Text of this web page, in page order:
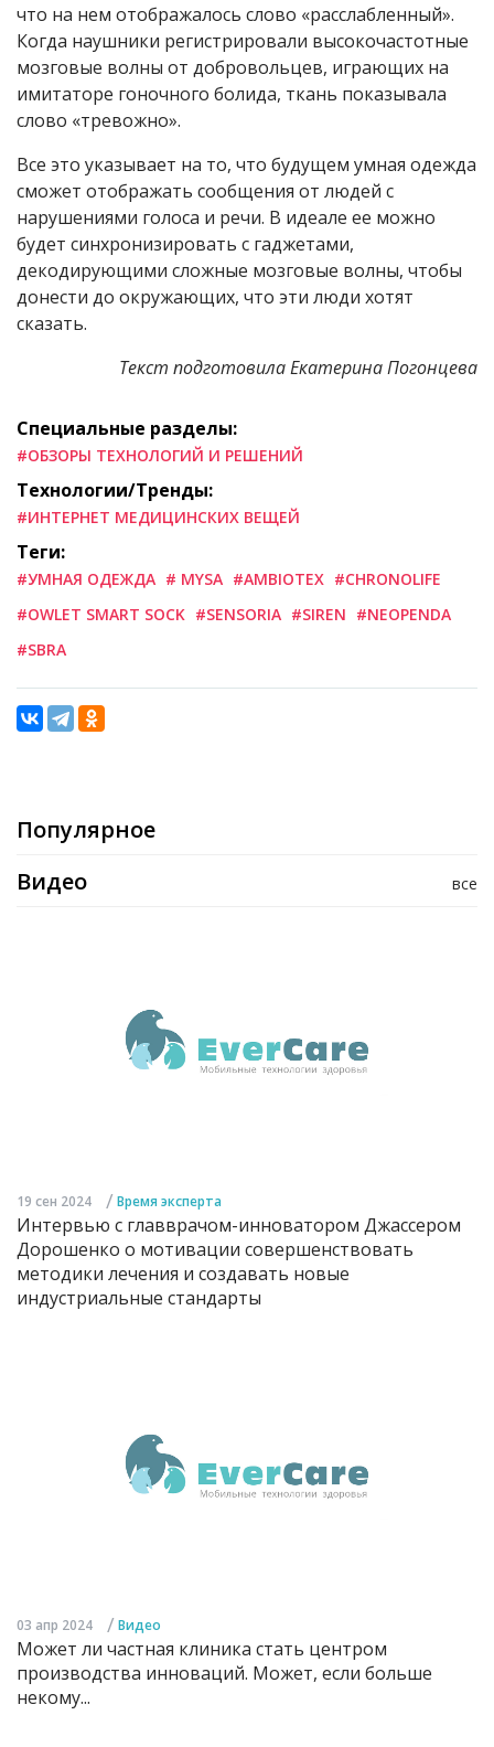
что на нем отображалось слово «расслабленный».
Когда наушники регистрировали высокочастотные
мозговые волны от добровольцев, играющих на
имитаторе гоночного болида, ткань показывала
слово «тревожно».
Все это указывает на то, что будущем умная одежда
сможет отображать сообщения от людей с
нарушениями голоса и речи. В идеале ее можно
будет синхронизировать с гаджетами,
декодирующими сложные мозговые волны, чтобы
донести до окружающих, что эти люди хотят
сказать.
Текст подготовила Екатерина Погонцева
Специальные разделы:
#ОБЗОРЫ ТЕХНОЛОГИЙ И РЕШЕНИЙ
Технологии/Тренды:
#ИНТЕРНЕТ МЕДИЦИНСКИХ ВЕЩЕЙ
Теги:
#УМНАЯ ОДЕЖДА # MYSA #AMBIOTEX #CHRONOLIFE
#OWLET SMART SOCK #SENSORIA #SIREN #NEOPENDA
#SBRA
Популярное
все
Видео
19 сен 2024 / Время эксперта
Интервью с главврачом-инноватором Джассером
Дорошенко о мотивации совершенствовать
методики лечения и создавать новые
индустриальные стандарты
03 апр 2024 / Видео
Может ли частная клиника стать центром
производства инноваций. Может, если больше
некому...